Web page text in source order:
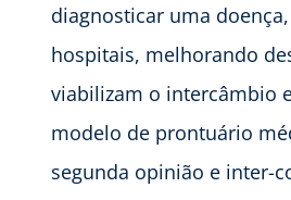
diagnosticar uma
hospitais, melhorando
viabilizam o intercâmbio
modelo de prontuário
segunda opinião e inter-